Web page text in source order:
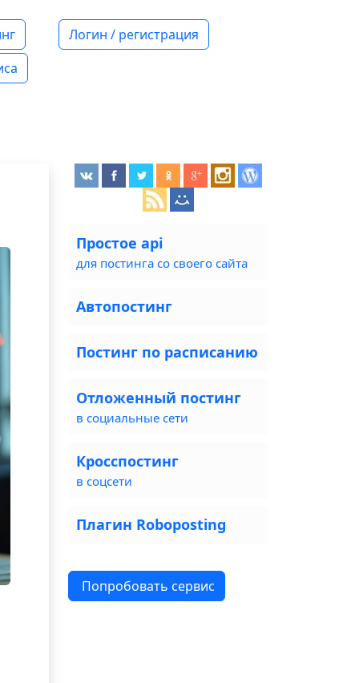
Логин / регистрация
Простое api
для постинга со своего сайта
Автопостинг
Постинг по расписанию
Отложенный постинг
в социальные сети
Кросспостинг
в соцсети
Плагин Roboposting
Попробовать сервис